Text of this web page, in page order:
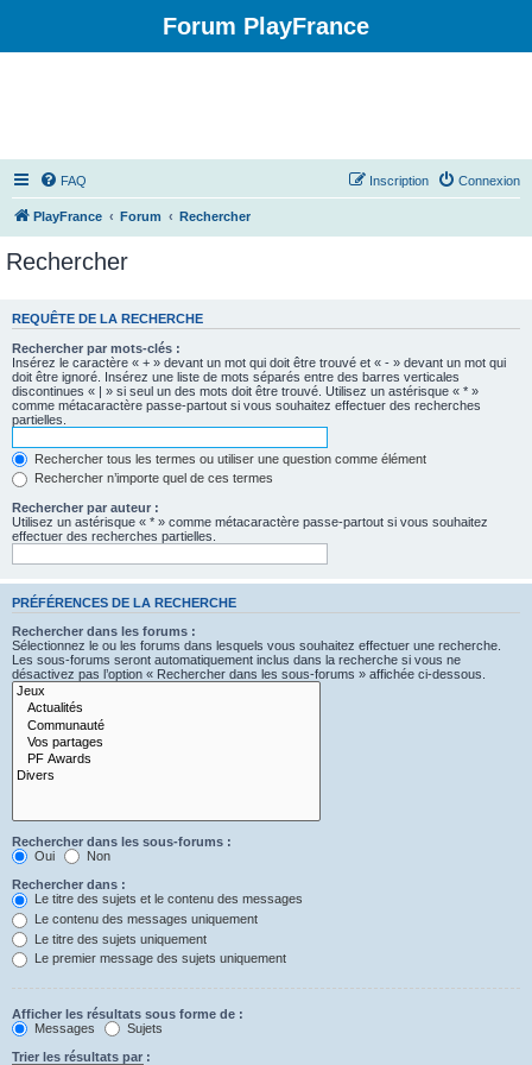
Forum PlayFrance
FAQ Connexion
Inscription
PlayFrance Forum Rechercher
Rechercher
REQUÊTE DE LA RECHERCHE
Rechercher par mots-clés :
Insérez le caractère « + » devant un mot qui doit être trouvé et « - » devant un mot qui
doit être ignoré. Insérez une liste de mots séparés entre des barres verticales
discontinues « | » si seul un des mots doit être trouvé. Utilisez un astérisque « * »
comme métacaractère passe-partout si vous souhaitez effectuer des recherches
partielles.
Rechercher tous les termes ou utiliser une question comme élément
Rechercher n’importe quel de ces termes
Rechercher par auteur :
Utilisez un astérisque « * » comme métacaractère passe-partout si vous souhaitez
effectuer des recherches partielles.
PRÉFÉRENCES DE LA RECHERCHE
Rechercher dans les forums :
Sélectionnez le ou les forums dans lesquels vous souhaitez effectuer une recherche.
Les sous-forums seront automatiquement inclus dans la recherche si vous ne
désactivez pas l’option « Rechercher dans les sous-forums » affichée ci-dessous.
Rechercher dans les sous-forums :
Oui
Non
Rechercher dans :
Le titre des sujets et le contenu des messages
Le contenu des messages uniquement
Le titre des sujets uniquement
Le premier message des sujets uniquement
Afficher les résultats sous forme de :
Messages
Sujets
Trier les résultats par :